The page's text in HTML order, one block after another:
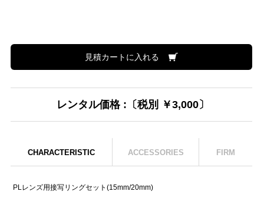
見積カートに入れる
レンタル価格 :〔税別 ￥3,000〕
CHARACTERISTIC ACCESSORIES FIRM
PLレンズ用接写リングセット(15mm/20mm)